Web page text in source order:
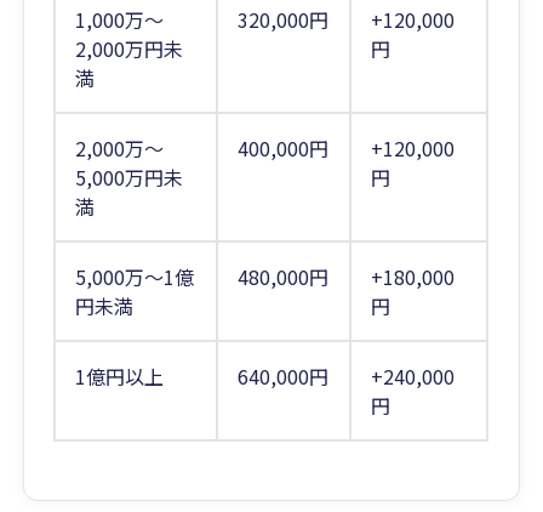
1,000万～
2,000万円未
満
320,000円
+120,000
円
2,000万～
5,000万円未
満
400,000円
+120,000
円
5,000万～1億
円未満
480,000円
+180,000
円
1億円以上 640,000円
+240,000
円